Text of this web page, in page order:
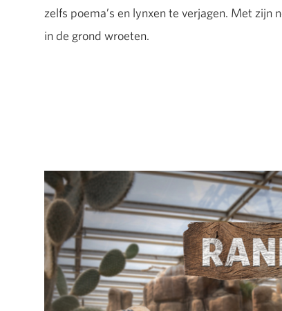
zelfs poema’s en lynxen te verjagen. Met zijn
in de grond wroeten.